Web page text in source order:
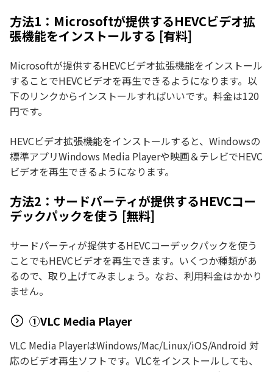
方法1：Microsoftが提供するHEVCビデオ拡
張機能をインストールする [有料]
Microsoftが提供するHEVCビデオ拡張機能をインストール
することでHEVCビデオを再生できるようになります。以
下のリンクからインストールすればいいです。料金は120
円です。
HEVCビデオ拡張機能をインストールすると、Windowsの
標準アプリWindows Media Playerや映画＆テレビでHEVC
ビデオを再生できるようになります。
方法2：サードパーティが提供するHEVCコー
デックパックを使う [無料]
サードパーティが提供するHEVCコーデックパックを使う
ことでもHEVCビデオを再生できます。いくつか種類があ
るので、取り上げてみましょう。なお、利用料金はかかり
ません。
①VLC Media Player
VLC Media PlayerはWindows/Mac/Linux/iOS/Android 対
応のビデオ再生ソフトです。VLCをインストールしても、